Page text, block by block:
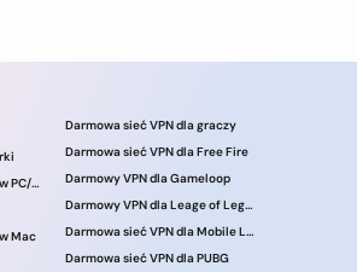
Darmowy VPN dla komputerów PC/laptopów
Mac
Darmowa sieć VPN dla graczy
Darmowa sieć VPN dla Free Fire
Darmowy VPN dla Gameloop
Darmowy VPN dla Leage of Legends
Darmowa sieć VPN dla Mobile Legends
Darmowa sieć VPN dla PUBG